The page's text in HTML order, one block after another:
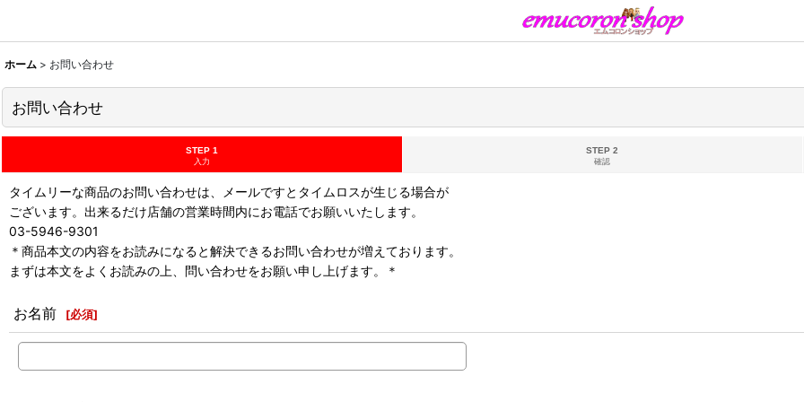
ホーム > お問い合わせ
お問い合わせ
STEP 1
入力
STEP 2
確認
タイムリーな商品のお問い合わせは、メールですとタイムロスが生じる場合が
ございます。出来るだけ店舗の営業時間内にお電話でお願いいたします。
03-5946-9301
＊商品本文の内容をお読みになると解決できるお問い合わせが増えております。
まずは本文をよくお読みの上、問い合わせをお願い申し上げます。＊
お名前 [必須]